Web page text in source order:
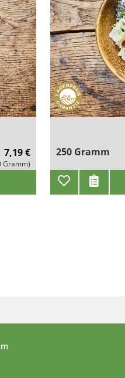
7,19 €
Gramm)
250 Gramm